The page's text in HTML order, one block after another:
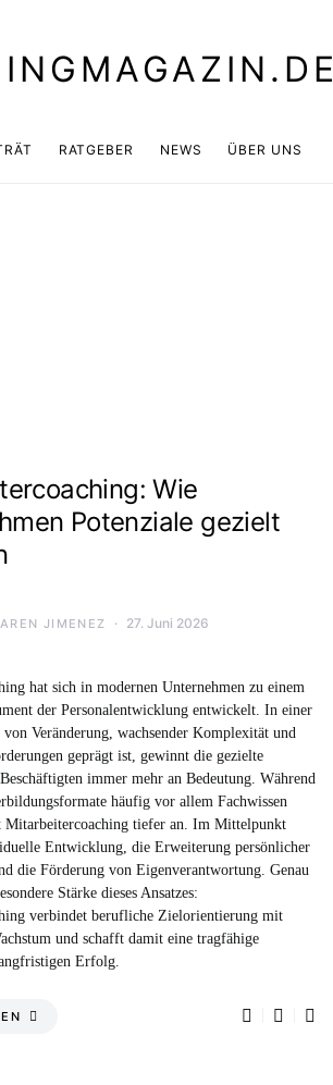
RATGEBER NEWS ÜBER UNS
Wie
Potenziale gezielt
JIMENEZ 27. Juni 2026
hat sich in modernen Unternehmen zu einem
der Personalentwicklung entwickelt. In einer
Veränderung, wachsender Komplexität und
geprägt ist, gewinnt die gezielte
immer mehr an Bedeutung. Während
häufig vor allem Fachwissen
Mitarbeitercoaching tiefer an. Im Mittelpunkt
Entwicklung, die Erweiterung persönlicher
die Förderung von Eigenverantwortung. Genau
Stärke dieses Ansatzes:
verbindet berufliche Zielorientierung mit
und schafft damit eine tragfähige
Erfolg.